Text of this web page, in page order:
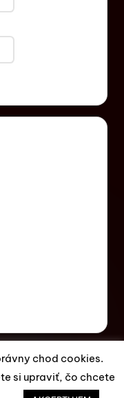
rights reserved.
chod cookies.
si upraviť, čo chcete